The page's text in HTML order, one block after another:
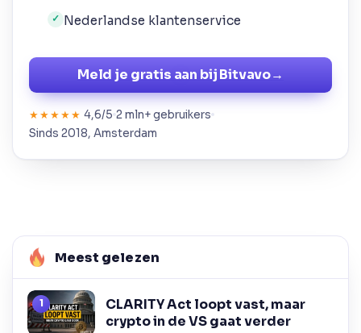
✓ Nederlandse klantenservice
Meld je gratis aan bij Bitvavo→
★★★★★ 4,6/5 2 mln+ gebruikers
Sinds 2018, Amsterdam
Meest gelezen
CLARITY Act loopt vast, maar
crypto in de VS gaat verder